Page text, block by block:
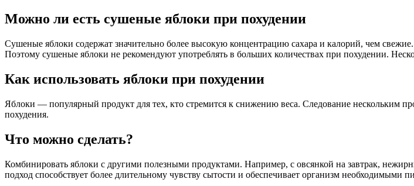
Можно ли есть сушеные яблоки при похудении
Сушеные яблоки содержат значительно более высокую концентрацию сахара и калорий, чем
Поэтому сушеные яблоки не рекомендуют употреблять в больших количествах при похудении.
Как использовать яблоки при похудении
Яблоки — популярный продукт для тех, кто стремится к снижению веса. Следование нескольким
похудения.
Что можно сделать?
Комбинировать яблоки с другими полезными продуктами. Например, с овсянкой на завтрак,
подход способствует более длительному чувству сытости и обеспечивает организм необходимыми